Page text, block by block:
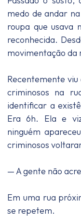
medo de andar
roupa que usava
reconhecida.
movimentação da
Recentemente
criminosos na
identificar a
Era 6h. Ela e
ninguém
criminosos
— A gente não
Em uma rua
se repetem.